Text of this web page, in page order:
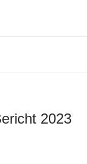
2023